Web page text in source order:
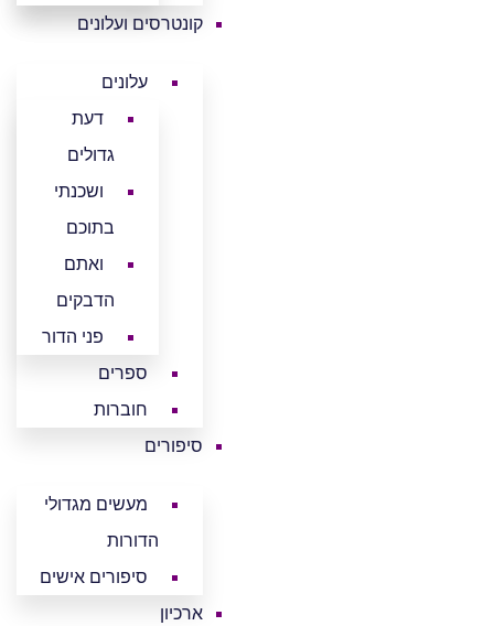
קונטרסים ועלונים
עלונים
דעת
גדולים
ושכנתי
בתוכם
ואתם
הדבקים
פני הדור
ספרים
חוברות
סיפורים
מעשים מגדולי
הדורות
סיפורים אישים
ארכיון